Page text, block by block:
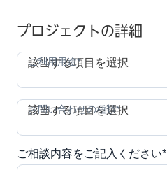
プロジェクトの詳細
ご利用用途*
該当する項目を選択
お問い合わせの種類*
該当する項目を選択
ご相談内容をご記入ください*